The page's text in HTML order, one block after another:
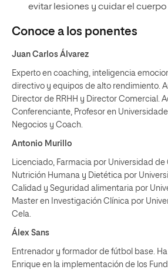
evitar lesiones y cuidar el
Conoce a los ponentes
Juan Carlos Álvarez
Experto en coaching, inteligencia
directivo y equipos de alto rendimiento.
Director de RRHH y Director Comercial.
Conferenciante, Profesor en
Negocios y Coach.
Antonio Murillo
Licenciado, Farmacia por Universidad de
Nutrición Humana y Dietética por
Calidad y Seguridad alimentaria por
Master en Investigación Clínica por
Cela.
Álex Sans
Entrenador y formador de fútbol base.
Enrique en la implementación de los